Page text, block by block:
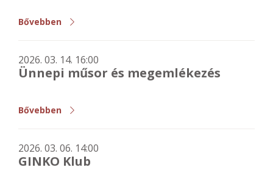
Bővebben
2026. 03. 14. 16:00
Ünnepi műsor és megemlékezés
Bővebben
2026. 03. 06. 14:00
GINKO Klub